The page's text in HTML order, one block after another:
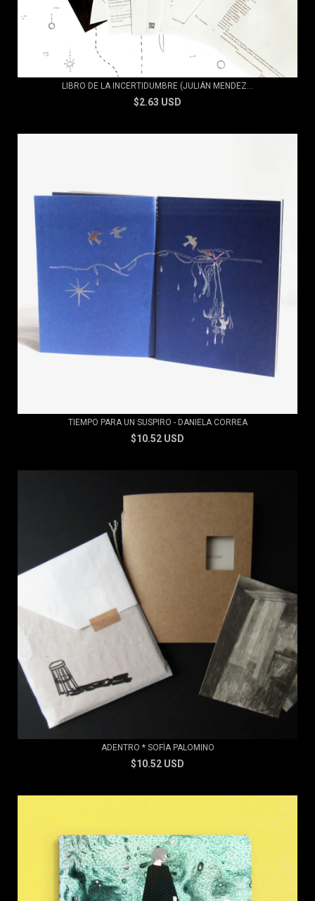
LIBRO DE LA INCERTIDUMBRE (JULIÁN MENDEZ...
$2.63 USD
TIEMPO PARA UN SUSPIRO - DANIELA CORREA
$10.52 USD
ADENTRO * SOFÍA PALOMINO
$10.52 USD